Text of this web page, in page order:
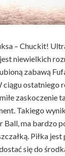
– Chuckit!
niewielkich
zabawą
ciągu
zaskoczenie
Takiego
Ball, ma bardzo
Piłka jest
się do